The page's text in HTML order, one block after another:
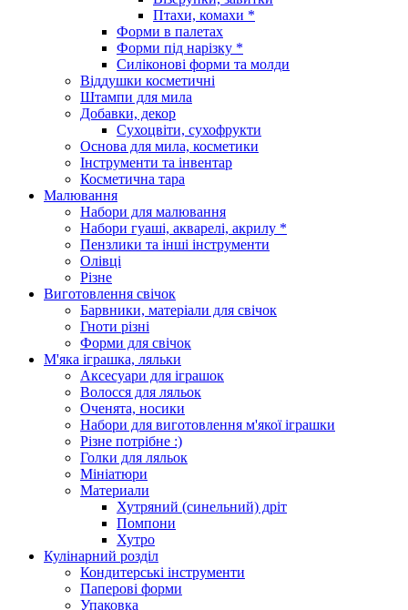
Птахи, комахи *
Форми в палетах
Форми під нарізку *
Силіконові форми та молди
Віддушки косметичні
Штампи для мила
Добавки, декор
Сухоцвіти, сухофрукти
Основа для мила, косметики
Інструменти та інвентар
Косметична тара
Малювання
Набори для малювання
Набори гуаші, акварелі, акрилу *
Пензлики та інші інструменти
Олівці
Різне
Виготовлення свічок
Барвники, матеріали для свічок
Гноти різні
Форми для свічок
М'яка іграшка, ляльки
Аксесуари для іграшок
Волосся для ляльок
Оченята, носики
Набори для виготовлення м'якої іграшки
Різне потрібне :)
Голки для ляльок
Мініатюри
Материали
Хутряний (синельний) дріт
Помпони
Хутро
Кулінарний розділ
Кондитерські інструменти
Паперові форми
Упаковка